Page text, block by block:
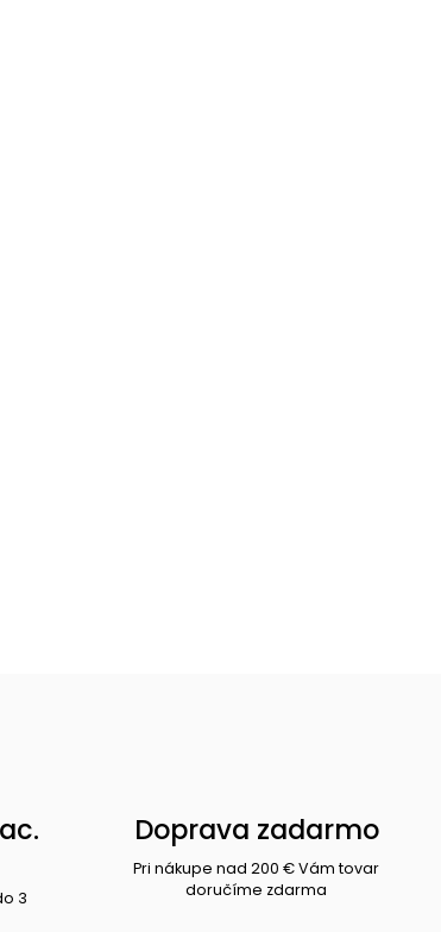
3
Doprava zadarmo
Pri nákupe nad 200 € Vám tovar
doručíme zdarma